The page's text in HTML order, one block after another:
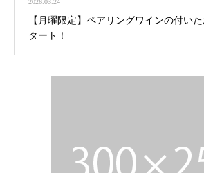
2026.03.24
【月曜限定】ペアリングワインの付い
タート！